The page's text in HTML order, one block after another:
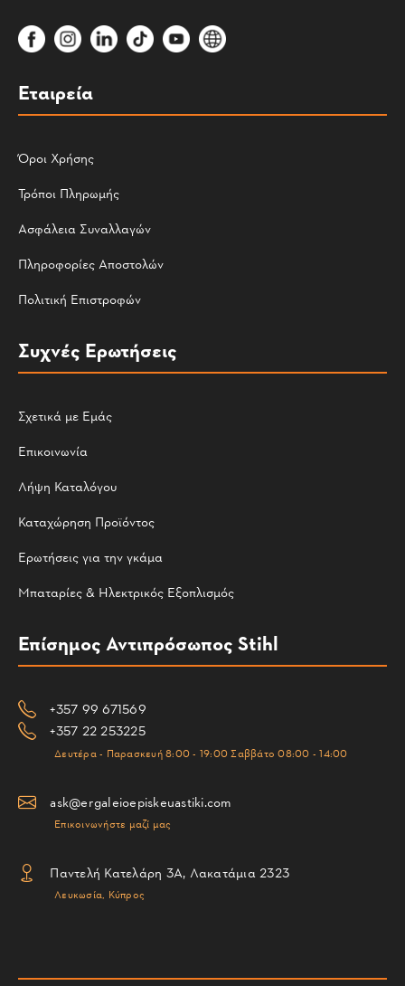
Εταιρεία
Όροι Χρήσης
Τρόποι Πληρωμής
Ασφάλεια Συναλλαγών
Πληροφορίες Αποστολών
Πολιτική Επιστροφών
Συχνές Ερωτήσεις
Σχετικά με Εμάς
Επικοινωνία
Λήψη Καταλόγου
Καταχώρηση Προϊόντος
Ερωτήσεις για την γκάμα
Μπαταρίες & Ηλεκτρικός Εξοπλισμός
Επίσημος Αντιπρόσωπος Stihl
+357 99 671569
+357 22 253225
Δευτέρα - Παρασκευή 8:00 - 19:00 Σαββάτο 08:00 - 14:00
ask@ergaleioepiskeuastiki.com
Επικοινωνήστε μαζί μας
Παντελή Κατελάρη 3Α, Λακατάμια 2323
Λευκωσία, Κύπρος